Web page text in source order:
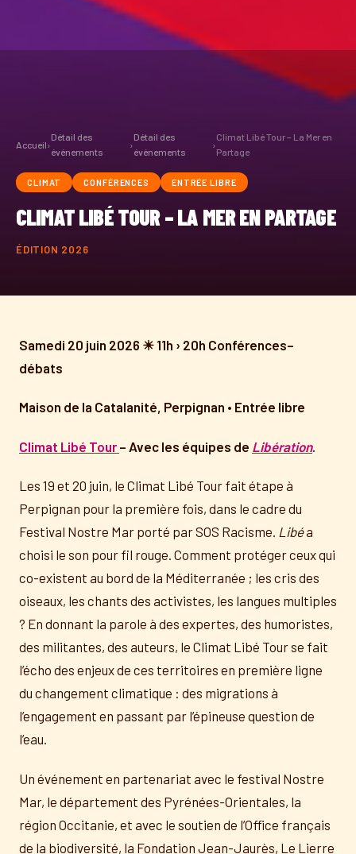
Accueil›
Détail des
événements
›
Détail des
événements
›
Climat Libé Tour – La Mer en
Partage
CLIMAT CONFÉRENCES ENTRÉE LIBRE
CLIMAT LIBÉ TOUR – LA MER EN PARTAGE
ÉDITION 2026
Samedi 20 juin 2026 ☀ 11h › 20h Conférences–
débats
Maison de la Catalanité, Perpignan • Entrée libre
Climat Libé Tour – Avec les équipes de Libération.
Les 19 et 20 juin, le Climat Libé Tour fait étape à
Perpignan pour la première fois, dans le cadre du
Festival Nostre Mar porté par SOS Racisme. Libéa
choisi le son pour fil rouge. Comment protéger ceux qui
co-existent au bord de la Méditerranée ; les cris des
oiseaux, les chants des activistes, les langues multiples
? En donnant la parole à des expertes, des humoristes,
des militantes, des auteurs, le Climat Libé Tour se fait
l’écho des enjeux de ces territoires en première ligne
du changement climatique : des migrations à
l’engagement en passant par l’épineuse question de
l’eau.
Un événement en partenariat avec le festival Nostre
Mar, le département des Pyrénées-Orientales, la
région Occitanie, et avec le soutien de l’Office français
de la biodiversité, la Fondation Jean-Jaurès, Le Lierre